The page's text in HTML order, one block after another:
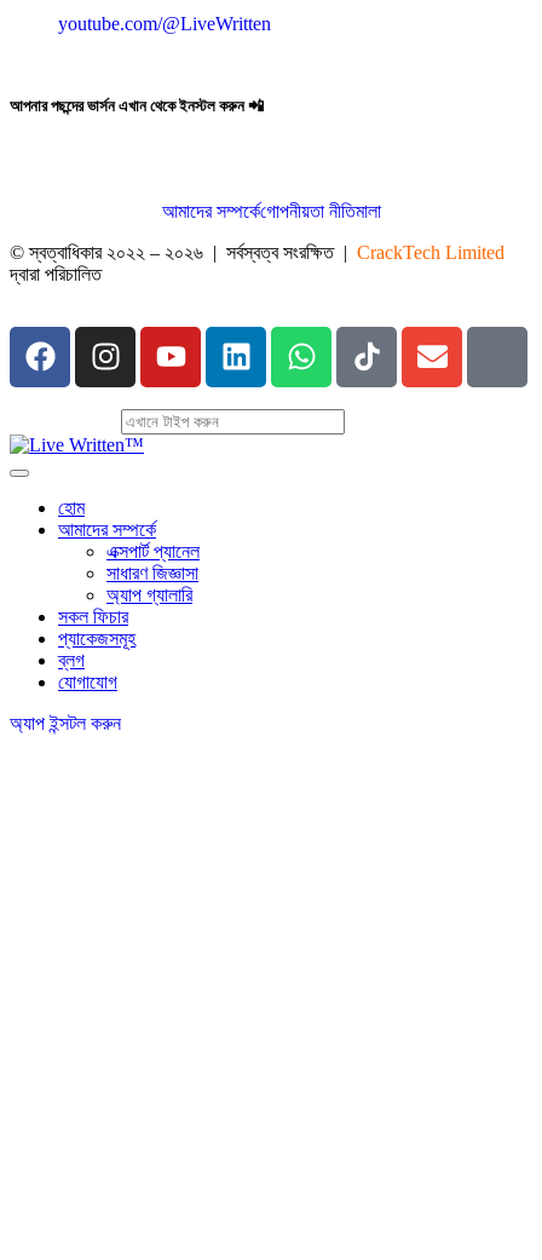
youtube.com/@LiveWritten
আপনার পছন্দের ভার্সন এখান থেকে ইনস্টল করুন 📲
আমাদের সম্পর্কেগোপনীয়তা নীতিমালা
© স্বত্বাধিকার ২০২২ – ২০২৬ | সর্বস্বত্ব সংরক্ষিত | CrackTech Limited
দ্বারা পরিচালিত
হোম
আমাদের সম্পর্কে
এক্সপার্ট প্যানেল
সাধারণ জিজ্ঞাসা
অ্যাপ গ্যালারি
সকল ফিচার
প্যাকেজসমূহ
ব্লগ
যোগাযোগ
অ্যাপ ইন্সটল করুন